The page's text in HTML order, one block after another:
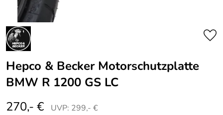
Hepco & Becker Motorschutzplatte
BMW R 1200 GS LC
270,- €
UVP: 299,- €